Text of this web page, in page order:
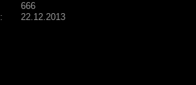
666
: 22.12.2013